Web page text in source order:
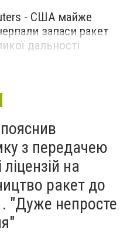
- США майже
запаси ракет
дальності
з передачею
ліцензій на
ракет до
"Дуже непросте